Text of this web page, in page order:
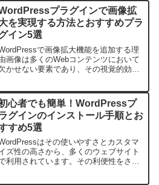
では、最も新しいWordPressのお知ら
せプラグ...
プラグインで画像拡
を実現する方法とおすすめプラ
イン5選
で画像拡大機能を追加する理
画像は多くのWebコンテンツにおいて
かせない要素であり、その視覚的効果
配置する際、すべてのディテールや情報
伝えるのは難し...
心者でも簡単！WordPressプ
グインのインストール手順とお
すめ5選
はその使いやすさとカスタマ
ズ性の高さから、多くのウェブサイト
利用されています。その利便性をさら